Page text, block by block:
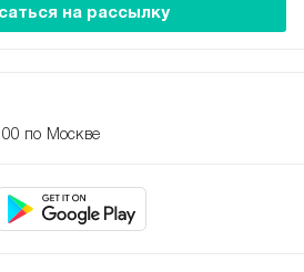
на рассылку
по Москве